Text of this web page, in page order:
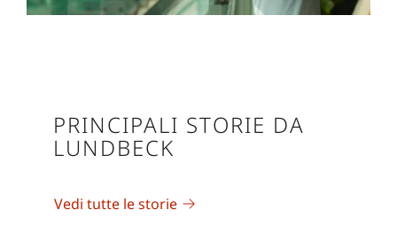
PRINCIPALI STORIE DA
LUNDBECK
Vedi tutte le storie